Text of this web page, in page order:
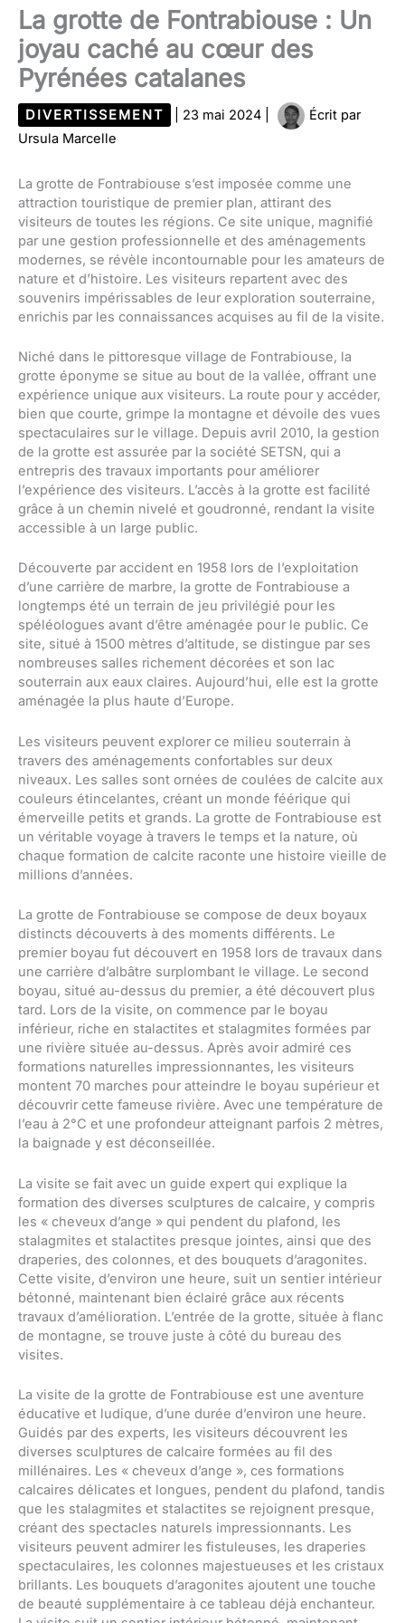
La grotte de Fontrabiouse : Un
joyau caché au cœur des
Pyrénées catalanes
DIVERTISSEMENT 23 mai 2024
Écrit par
Ursula Marcelle
La grotte de Fontrabiouse s’est imposée comme une
attraction touristique de premier plan, attirant des
visiteurs de toutes les régions. Ce site unique, magnifié
par une gestion professionnelle et des aménagements
modernes, se révèle incontournable pour les amateurs de
nature et d’histoire. Les visiteurs repartent avec des
souvenirs impérissables de leur exploration souterraine,
enrichis par les connaissances acquises au fil de la visite.
Niché dans le pittoresque village de Fontrabiouse, la
grotte éponyme se situe au bout de la vallée, offrant une
expérience unique aux visiteurs. La route pour y accéder,
bien que courte, grimpe la montagne et dévoile des vues
spectaculaires sur le village. Depuis avril 2010, la gestion
de la grotte est assurée par la société SETSN, qui a
entrepris des travaux importants pour améliorer
l’expérience des visiteurs. L’accès à la grotte est facilité
grâce à un chemin nivelé et goudronné, rendant la visite
accessible à un large public.
Découverte par accident en 1958 lors de l’exploitation
d’une carrière de marbre, la grotte de Fontrabiouse a
longtemps été un terrain de jeu privilégié pour les
spéléologues avant d’être aménagée pour le public. Ce
site, situé à 1500 mètres d’altitude, se distingue par ses
nombreuses salles richement décorées et son lac
souterrain aux eaux claires. Aujourd’hui, elle est la grotte
aménagée la plus haute d’Europe.
Les visiteurs peuvent explorer ce milieu souterrain à
travers des aménagements confortables sur deux
niveaux. Les salles sont ornées de coulées de calcite aux
couleurs étincelantes, créant un monde féérique qui
émerveille petits et grands. La grotte de Fontrabiouse est
un véritable voyage à travers le temps et la nature, où
chaque formation de calcite raconte une histoire vieille de
millions d’années.
La grotte de Fontrabiouse se compose de deux boyaux
distincts découverts à des moments différents. Le
premier boyau fut découvert en 1958 lors de travaux dans
une carrière d’albâtre surplombant le village. Le second
boyau, situé au-dessus du premier, a été découvert plus
tard. Lors de la visite, on commence par le boyau
inférieur, riche en stalactites et stalagmites formées par
une rivière située au-dessus. Après avoir admiré ces
formations naturelles impressionnantes, les visiteurs
montent 70 marches pour atteindre le boyau supérieur et
découvrir cette fameuse rivière. Avec une température de
l’eau à 2°C et une profondeur atteignant parfois 2 mètres,
la baignade y est déconseillée.
La visite se fait avec un guide expert qui explique la
formation des diverses sculptures de calcaire, y compris
les « cheveux d’ange » qui pendent du plafond, les
stalagmites et stalactites presque jointes, ainsi que des
draperies, des colonnes, et des bouquets d’aragonites.
Cette visite, d’environ une heure, suit un sentier intérieur
bétonné, maintenant bien éclairé grâce aux récents
travaux d’amélioration. L’entrée de la grotte, située à flanc
de montagne, se trouve juste à côté du bureau des
visites.
La visite de la grotte de Fontrabiouse est une aventure
éducative et ludique, d’une durée d’environ une heure.
Guidés par des experts, les visiteurs découvrent les
diverses sculptures de calcaire formées au fil des
millénaires. Les « cheveux d’ange », ces formations
calcaires délicates et longues, pendent du plafond, tandis
que les stalagmites et stalactites se rejoignent presque,
créant des spectacles naturels impressionnants. Les
visiteurs peuvent admirer les fistuleuses, les draperies
spectaculaires, les colonnes majestueuses et les cristaux
brillants. Les bouquets d’aragonites ajoutent une touche
de beauté supplémentaire à ce tableau déjà enchanteur.